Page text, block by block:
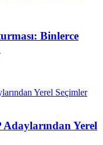
Binlerce
Yerel